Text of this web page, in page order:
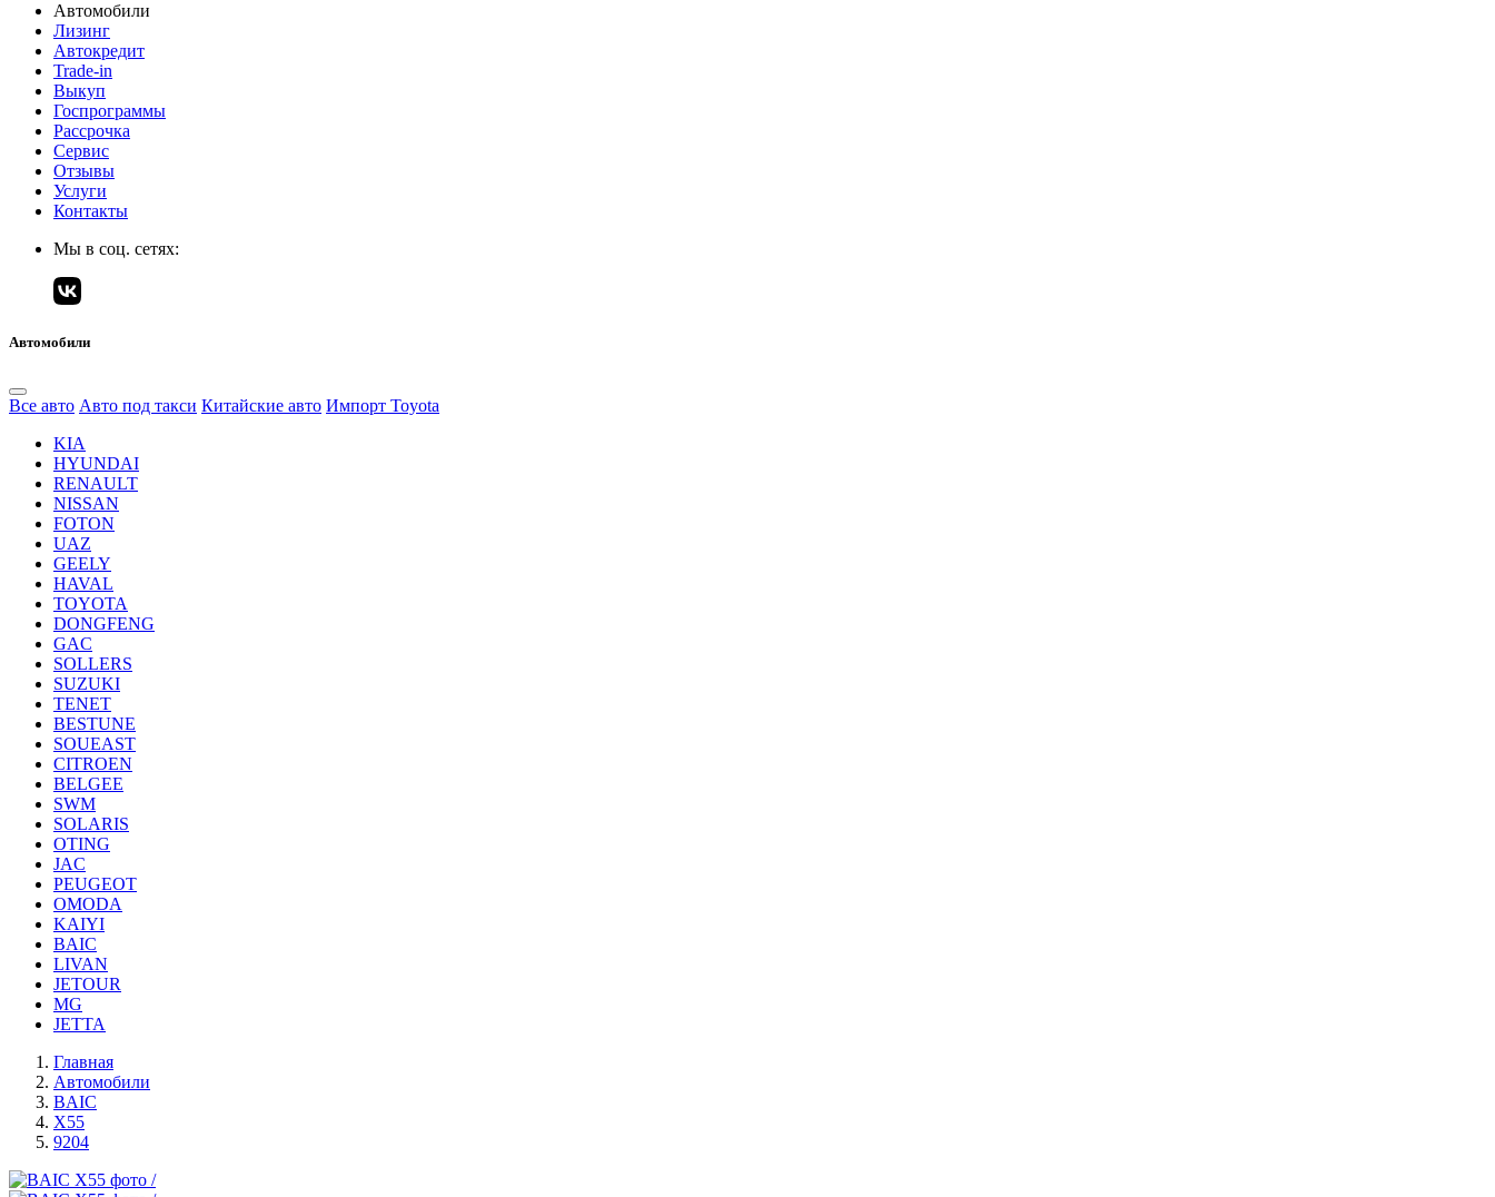
Автомобили
Лизинг
Автокредит
Trade-in
Выкуп
Госпрограммы
Рассрочка
Сервис
Отзывы
Услуги
Контакты
Мы в соц. сетях:
Автомобили
Все авто Авто под такси Китайские авто Импорт Toyota
KIA
HYUNDAI
RENAULT
NISSAN
FOTON
UAZ
GEELY
HAVAL
TOYOTA
DONGFENG
GAC
SOLLERS
SUZUKI
TENET
BESTUNE
SOUEAST
CITROEN
BELGEE
SWM
SOLARIS
OTING
JAC
PEUGEOT
OMODA
KAIYI
BAIC
LIVAN
JETOUR
MG
JETTA
Главная
Автомобили
BAIC
X55
9204